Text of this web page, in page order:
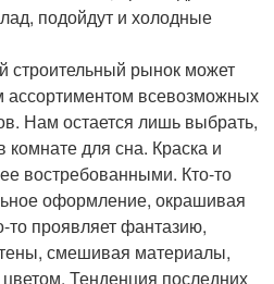
подойдут и холодные
строительный рынок может
ассортиментом всевозможных
Нам остается лишь выбрать,
комнате для сна. Краска и
востребованными. Кто-то
оформление, окрашивая
то проявляет фантазию,
смешивая материалы,
Тенденция последних